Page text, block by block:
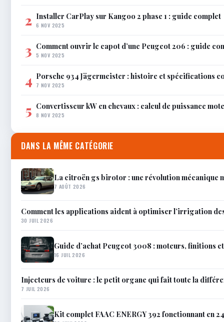
2 Installer CarPlay sur Kangoo 2 phase 1 : guide complet
6 NOV 2025
3 Comment ouvrir le capot d’une Peugeot 206 : guide
5 NOV 2025
4 Porsche 934 Jägermeister : histoire et spécifications
7 NOV 2025
5 Convertisseur kW en chevaux : calcul de puissance
8 NOV 2025
DANS LA MÊME CATÉGORIE
La citroën gs birotor : une révolution mécanique
7 AOÛT 2026
Comment les applications aident à optimiser l’irrigation
30 JUIL 2026
Guide d’achat Peugeot 3008 : moteurs, finitions
16 JUIL 2026
Injecteurs de voiture : le petit organe qui fait toute la
7 JUIL 2026
Kit complet FAAC ENERGY 392 fonctionnant en